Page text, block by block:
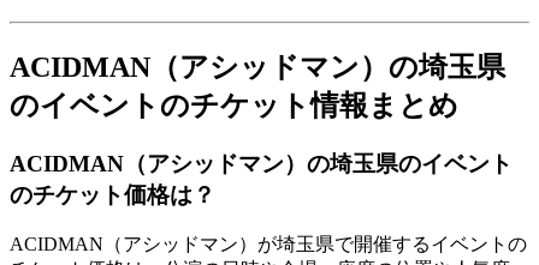
ACIDMAN（アシッドマン）の埼玉県
のイベントのチケット情報まとめ
ACIDMAN（アシッドマン）の埼玉県のイベント
のチケット価格は？
ACIDMAN（アシッドマン）が埼玉県で開催するイベントの